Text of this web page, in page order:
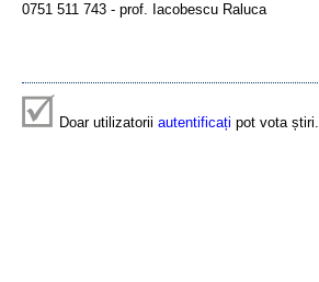
0751 511 743 - prof. Iacobescu Raluca
Doar utilizatorii autentificați pot vota știri.